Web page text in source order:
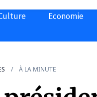
Economie
À LA MINUTE